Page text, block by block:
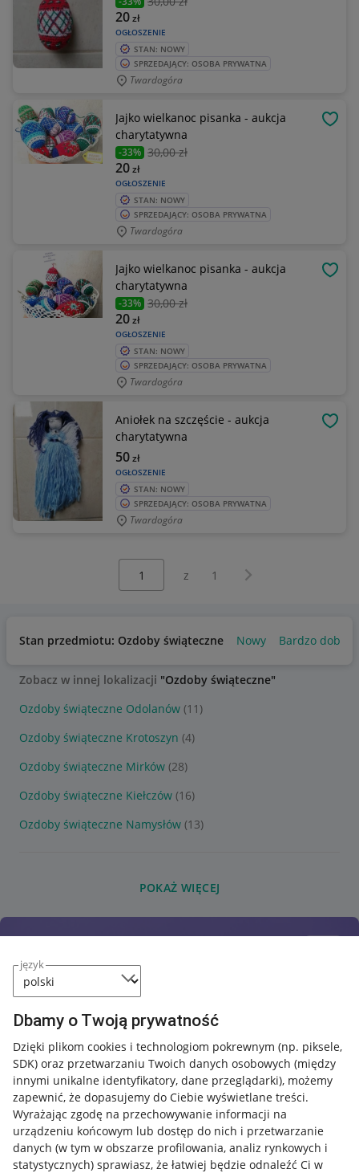
język
Dbamy o Twoją prywatność
Dzięki plikom cookies i technologiom pokrewnym (np. piksele,
SDK) oraz przetwarzaniu Twoich danych osobowych (między
innymi unikalne identyfikatory, dane przeglądarki), możemy
zapewnić, że dopasujemy do Ciebie wyświetlane treści.
Wyrażając zgodę na przechowywanie informacji na
urządzeniu końcowym lub dostęp do nich i przetwarzanie
danych (w tym w obszarze profilowania, analiz rynkowych i
statystycznych) sprawiasz, że łatwiej będzie odnaleźć Ci w
OGŁOSZENIE
20zł
STAN: NOWY
SPRZEDAJĄCY: OSOBA PRYWATNA
Twardogóra
Jajko wielkanoc pisanka - aukcja
charytatywna
-33% 30,00 zł
OGŁOSZENIE
20zł
STAN: NOWY
SPRZEDAJĄCY: OSOBA PRYWATNA
Twardogóra
Jajko wielkanoc pisanka - aukcja
charytatywna
-33% 30,00 zł
OGŁOSZENIE
20zł
STAN: NOWY
SPRZEDAJĄCY: OSOBA PRYWATNA
Twardogóra
Aniołek na szczęście - aukcja
charytatywna
OGŁOSZENIE
50zł
STAN: NOWY
SPRZEDAJĄCY: OSOBA PRYWATNA
Twardogóra
z 1 Następna strona
Stan przedmiotu: Ozdoby świąteczne Nowy Bardzo dobry
Zobacz w innej lokalizacji "Ozdoby świąteczne"
Ozdoby świąteczne Odolanów (11)
Ozdoby świąteczne Krotoszyn (4)
Ozdoby świąteczne Mirków (28)
Ozdoby świąteczne Kiełczów (16)
Ozdoby świąteczne Namysłów (13)
POKAŻ WIĘCEJ